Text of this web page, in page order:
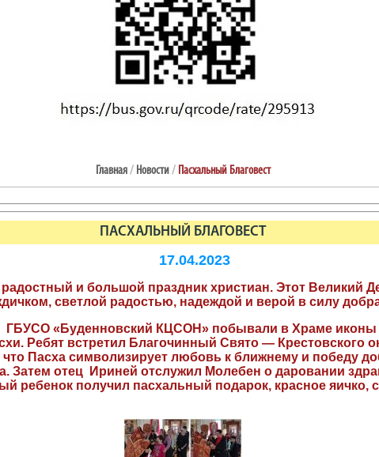
Главная / Новости / Пасхальный Благовест
ПАСХАЛЬНЫЙ БЛАГОВЕСТ
17.04.2023
и большой праздник христиан. Этот Великий
светлой радостью, надеждой и верой в силу
ГБУСО «Буденновский КЦСОН» побывали в Храме иконы
Ребят встретил Благочинный Свято — Крестовского
Пасха символизирует любовь к ближнему и победу
Затем отец Ириней отслужил Молебен о даровании
ребенок получил пасхальный подарок, красное яичко,